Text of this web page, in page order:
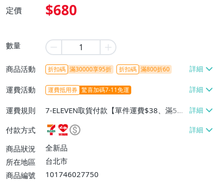
定價 $680
數量
商品活動 折扣碼 滿30000享95折 折扣碼 滿800折60
運費活動 運費抵用券 驚喜加碼7-11免運
運費規則
7-ELEVEN取貨付款【單件運費$38、滿5件
或消費滿$1298免運費】、7-ELEVEN取貨
不付款【免運費】、萊爾富取貨付款【單件
運費$60、滿5件或消費滿$1298免運
費】、宅配/貨運【單件運費$120、滿5件
付款方式
商品狀況
全新品
所在地區
台北市
商品編號
101746027750